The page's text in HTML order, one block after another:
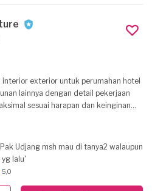
exterior untuk perumahan hotel
lainnya dengan detail pekerjaan
sesuai harapan dan keinginan
Udjang msh mau di tanya2 walaupun
yg lalu'
5,0